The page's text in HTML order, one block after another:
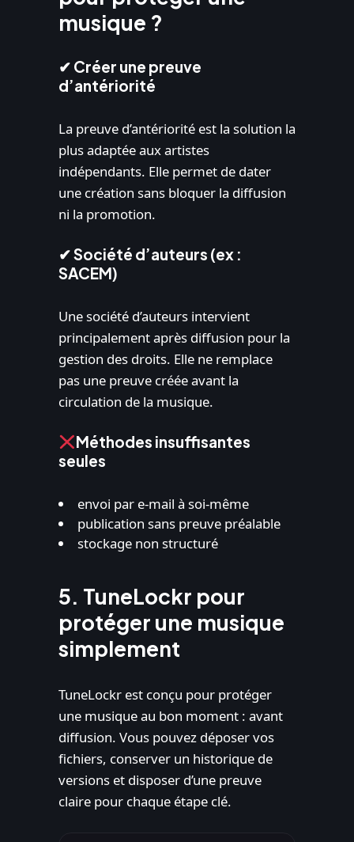
musique ?
✔ Créer une preuve
d’antériorité
La preuve d’antériorité est la solution la
plus adaptée aux artistes
indépendants. Elle permet de dater
une création sans bloquer la diffusion
ni la promotion.
✔ Société d’auteurs (ex :
SACEM)
Une société d’auteurs intervient
principalement après diffusion pour la
gestion des droits. Elle ne remplace
pas une preuve créée avant la
circulation de la musique.
Méthodes insuffisantes
seules
envoi par e-mail à soi-même
publication sans preuve préalable
stockage non structuré
5. TuneLockr pour
protéger une musique
simplement
TuneLockr est conçu pour protéger
une musique au bon moment : avant
diffusion. Vous pouvez déposer vos
fichiers, conserver un historique de
versions et disposer d’une preuve
claire pour chaque étape clé.